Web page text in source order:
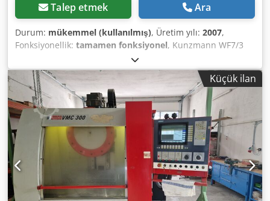
Talep etmek Ara
Durum: mükemmel (kullanılmış), Üretim yılı: 2007,
Fonksiyonellik: tamamen fonksiyonel, Kunzmann WF7/3
takım torna tezgahı, Heidenhain TNC 124 kontrol ünitesi
ile, mükemmel durumda, CE uyumlu!! Dcsdpfxezq Edms
Aipjk Teknik özellikler: >> Üretim yılı 2007, makine
numarası 370648 >> Dönen-eğilebilen-dönebilen tabla
Bağlama yuvaları 6 adet Yuva genişliği 14 H 7 Yuva aralığı
63 mm Maksimum yük 300 kg >> Devir sayısı S I 1 – 1125
dev/dak Devir sayısı S II 1126 – 4500 dev/dak >> İlerleme
(potansiyometre %100) uzunlamasına ve enine 0 – 2000
mm/dak. Hızlı ilerleme uzunlamasına ve enine 5000
mm/dak. İlerleme dikey 0 – 2000 mm/dak. Hızlı ilerleme
dikey 4000 mm/dak. >> Hareket mesafesi X/Y/Z:
600/400/400 mm >> Dikey mengene ve yatay mengene -
Küçük ilan